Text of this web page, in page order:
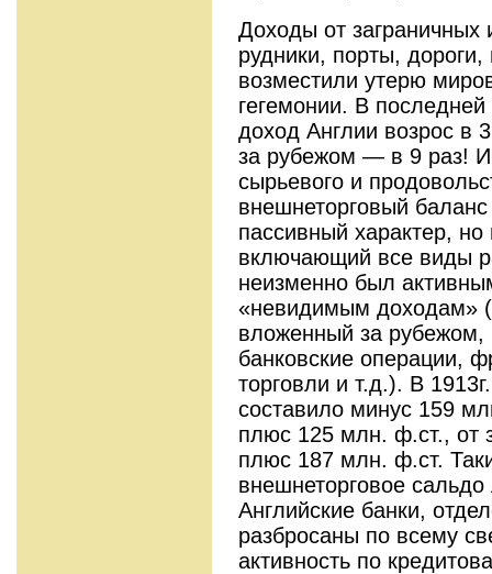
Доходы от заграничных
рудники, порты,
возместили утерю
гегемонии. В
доход Англии возрос в
за рубе­жом — в 9 раз! И
сырьевого и
внешнеторговый
пассивный характер,
включающий все виды
неизменно был
«невидимым доходам»
вложенный за рубежом,
банковские операции,
торговли и т.д.). В
составило минус 159
плюс 125 млн. ф.ст., от
плюс 187 млн. ф.ст.
внешнеторговое
Английские бан­ки,
разбросаны по всему
активность по